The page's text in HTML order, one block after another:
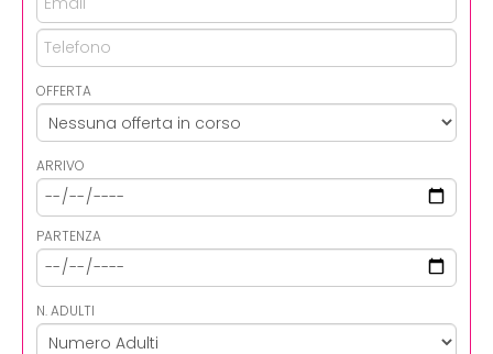
OFFERTA
ARRIVO
PARTENZA
N. ADULTI